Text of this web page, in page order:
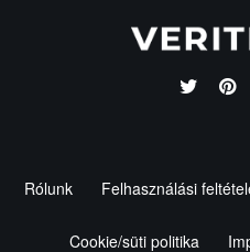
Rólunk Felhasználási
Cookie/süti politika